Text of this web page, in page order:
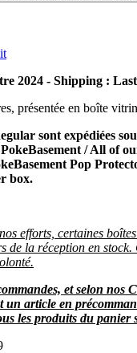
2024 - Shipping :
présentée en boîte
sont expédiées
/ All of
Pop
box.
efforts, certaines
de la réception en stock.
et selon nos
un article en
les produits du panier